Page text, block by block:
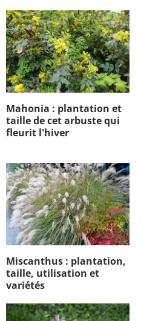
Mahonia : plantation et
taille de cet arbuste qui
fleurit l'hiver
Miscanthus : plantation,
taille, utilisation et
variétés